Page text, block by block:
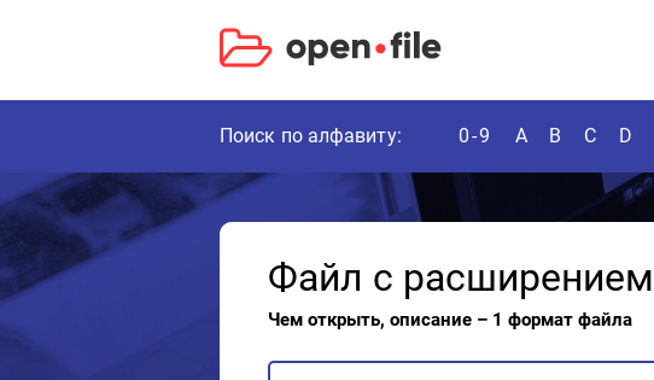
Поиск по алфавиту: 0-9 A B C D
Файл с расширением
Чем открыть, описание – 1 формат файла